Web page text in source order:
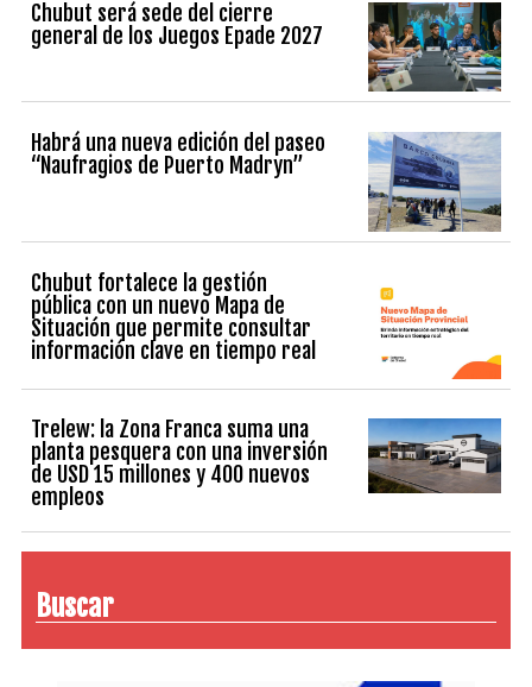
Chubut será sede del cierre
general de los Juegos Epade 2027
Habrá una nueva edición del paseo
“Naufragios de Puerto Madryn”
Chubut fortalece la gestión
pública con un nuevo Mapa de
Situación que permite consultar
información clave en tiempo real
Trelew: la Zona Franca suma una
planta pesquera con una inversión
de USD 15 millones y 400 nuevos
empleos
Buscar